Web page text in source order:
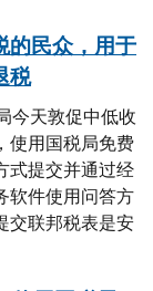
的民众，用于
税
今天敦促中低收
使用国税局免费
式提交并通过经
软件使用问答方
交联邦税表是安